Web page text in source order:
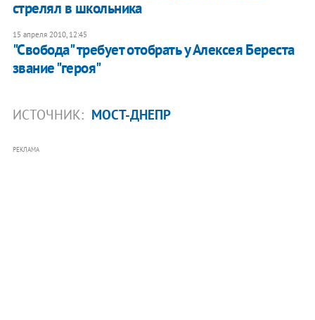
стрелял в школьника
15 апреля 2010, 12:45
"Свобода" требует отобрать у Алексея Береста
звание "героя"
ИСТОЧНИК: МОСТ-ДНЕПР
РЕКЛАМА